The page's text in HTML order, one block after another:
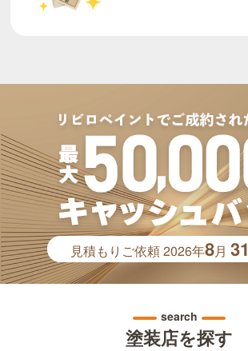
見積もりご依頼2026年8月31
search
塗装店を探す